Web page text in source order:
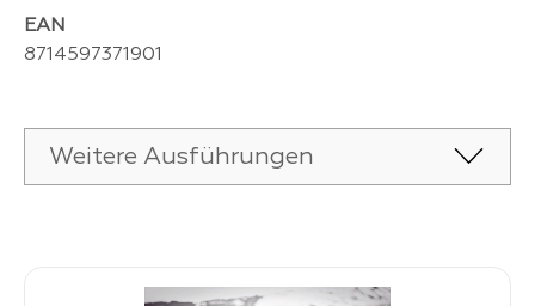
EAN
8714597371901
Weitere Ausführungen